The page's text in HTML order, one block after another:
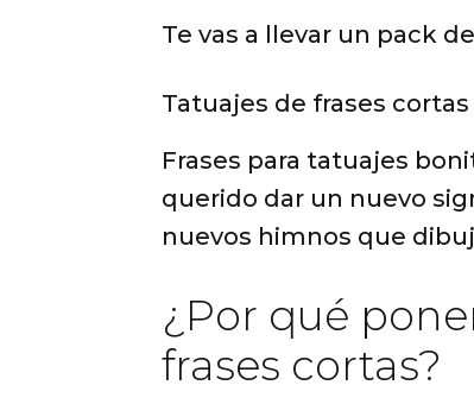
Te vas a llevar un pack
Tatuajes de frases
Frases para tatuajes
querido dar un nuevo
nuevos himnos que
¿Por qué
frases cortas?